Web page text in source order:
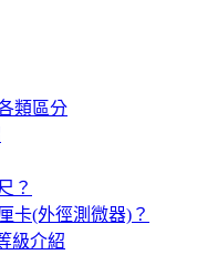
類區分
？
卡(外徑測微器)？
級介紹